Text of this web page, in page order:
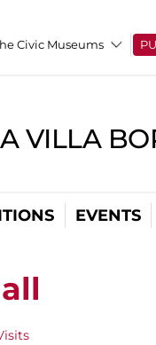
Civic Museums
VILLA
EVENTS